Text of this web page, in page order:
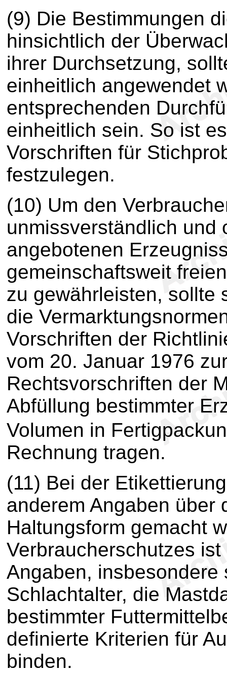
(9) Die Bestimmungen
hinsichtlich der
ihrer Durchsetzung,
einheitlich angewendet
entsprechenden
einheitlich sein. So ist
Vorschriften für
festzulegen.
(10) Um den
unmissverständlich und
angebotenen
gemeinschaftsweit
zu gewährleisten, sollte
die
Vorschriften der
vom 20. Januar 1976
Rechtsvorschriften der
Abfüllung bestimmter
Volumen in
Rechnung tragen.
(11) Bei der
anderem Angaben über
Haltungsform gemacht
Verbraucherschutzes
Angaben, insbesondere
Schlachtalter, die
bestimmter
definierte Kriterien für
binden.